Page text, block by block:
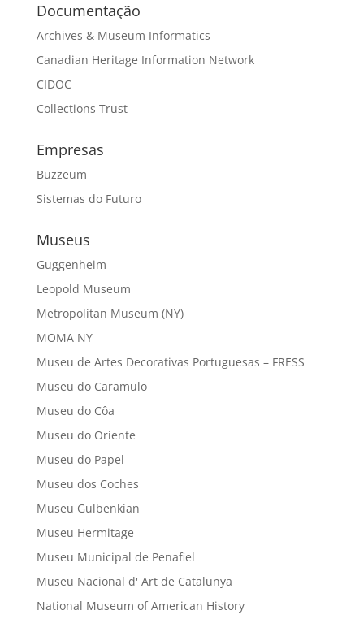
Documentação
Archives & Museum Informatics
Canadian Heritage Information Network
CIDOC
Collections Trust
Empresas
Buzzeum
Sistemas do Futuro
Museus
Guggenheim
Leopold Museum
Metropolitan Museum (NY)
MOMA NY
Museu de Artes Decorativas Portuguesas – FRESS
Museu do Caramulo
Museu do Côa
Museu do Oriente
Museu do Papel
Museu dos Coches
Museu Gulbenkian
Museu Hermitage
Museu Municipal de Penafiel
Museu Nacional d' Art de Catalunya
National Museum of American History